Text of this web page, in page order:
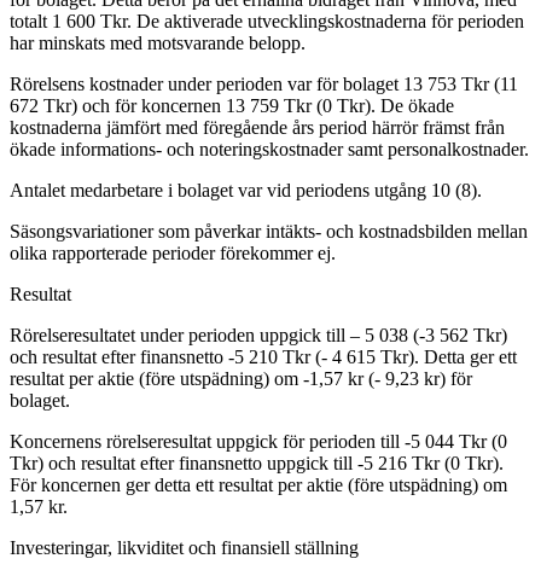
totalt 1 600 Tkr. De aktiverade utvecklingskostnaderna för perioden
har minskats med motsvarande belopp.
Rörelsens kostnader under perioden var för bolaget 13 753 Tkr (11
672 Tkr) och för koncernen 13 759 Tkr (0 Tkr). De ökade
kostnaderna jämfört med föregående års period härrör främst från
ökade informations- och noteringskostnader samt personalkostnader.
Antalet medarbetare i bolaget var vid periodens utgång 10 (8).
Säsongsvariationer som påverkar intäkts- och kostnadsbilden mellan
olika rapporterade perioder förekommer ej.
Resultat
Rörelseresultatet under perioden uppgick till – 5 038 (-3 562 Tkr)
och resultat efter finansnetto -5 210 Tkr (- 4 615 Tkr). Detta ger ett
resultat per aktie (före utspädning) om -1,57 kr (- 9,23 kr) för
bolaget.
Koncernens rörelseresultat uppgick för perioden till -5 044 Tkr (0
Tkr) och resultat efter finansnetto uppgick till -5 216 Tkr (0 Tkr).
För koncernen ger detta ett resultat per aktie (före utspädning) om
1,57 kr.
Investeringar, likviditet och finansiell ställning